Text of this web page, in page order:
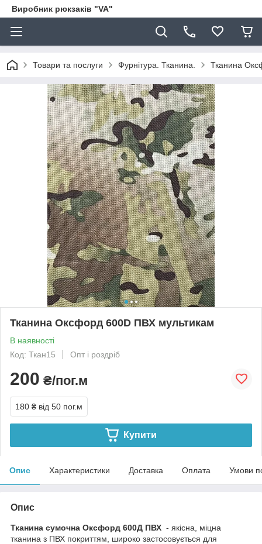
Виробник рюкзаків "VA"
Товари та послуги Фурнітура. Тканина. Тканина
Тканина Оксфорд 600D ПВХ мультикам
В наявності
Код: Ткан15
Опт і роздріб
200 ₴/пог.м
180 ₴ від 50 пог.м
Купити
Опис Характеристики Доставка Оплата Умови
Опис
Тканина сумочна Оксфорд 600Д ПВХ - якісна, міцна
тканина з ПВХ покриттям, широко застосовується для